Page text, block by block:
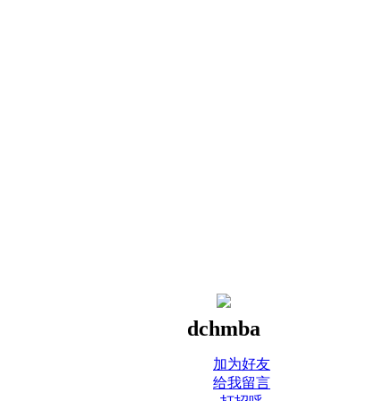
dchmba
加为好友
给我留言